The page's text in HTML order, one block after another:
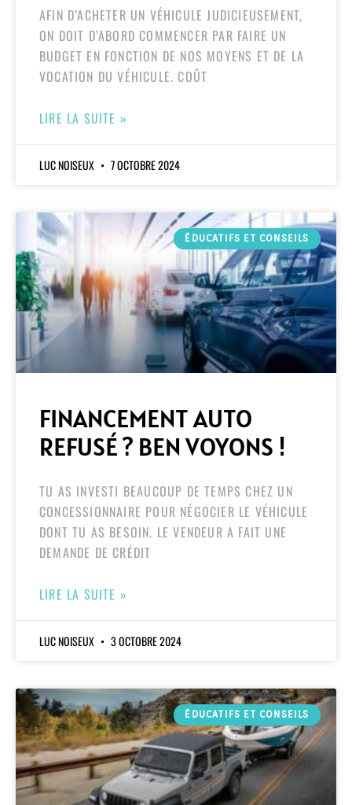
AFIN D’ACHETER UN VÉHICULE JUDICIEUSEMENT,
ON DOIT D’ABORD COMMENCER PAR FAIRE UN
BUDGET EN FONCTION DE NOS MOYENS ET DE LA
VOCATION DU VÉHICULE. COÛT
LIRE LA SUITE »
LUC NOISEUX 7 OCTOBRE 2024
ÉDUCATIFS ET CONSEILS
FINANCEMENT AUTO
REFUSÉ ? BEN VOYONS !
TU AS INVESTI BEAUCOUP DE TEMPS CHEZ UN
CONCESSIONNAIRE POUR NÉGOCIER LE VÉHICULE
DONT TU AS BESOIN. LE VENDEUR A FAIT UNE
DEMANDE DE CRÉDIT
LIRE LA SUITE »
LUC NOISEUX 3 OCTOBRE 2024
ÉDUCATIFS ET CONSEILS